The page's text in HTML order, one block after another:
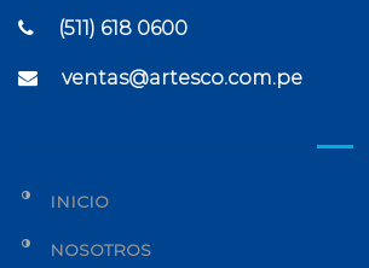
(511) 618 0600
ventas@artesco.com.pe
INICIO
NOSOTROS